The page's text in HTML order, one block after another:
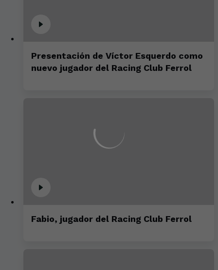
Presentación de Víctor Esquerdo como
nuevo jugador del Racing Club Ferrol
Fabio, jugador del Racing Club Ferrol